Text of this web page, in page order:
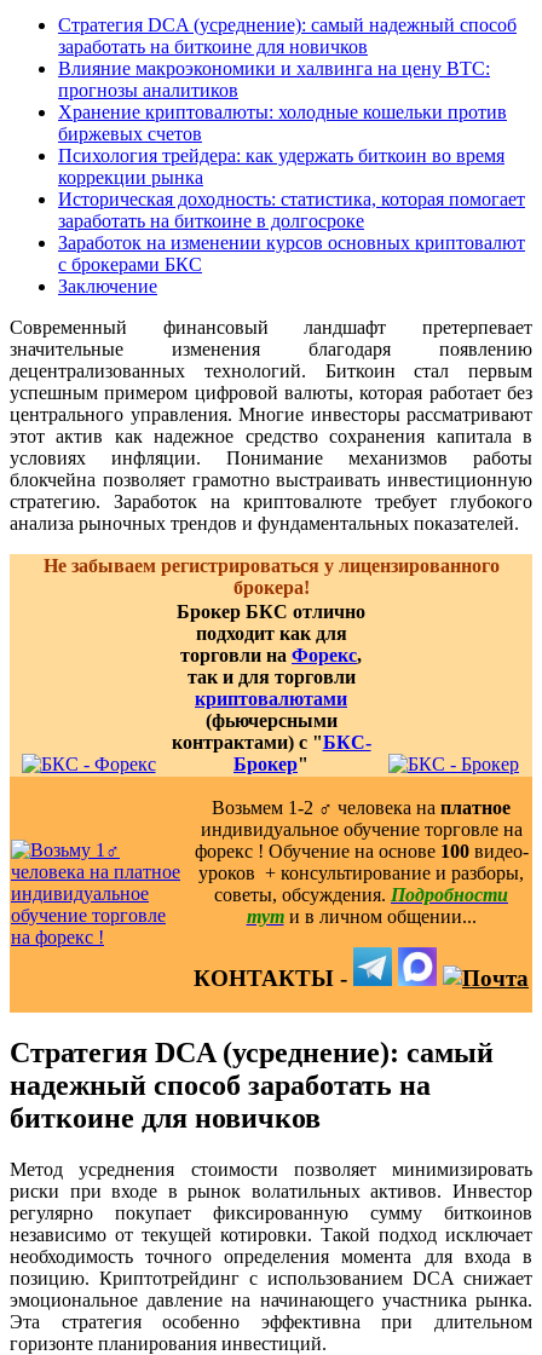
Стратегия DCA (усреднение): самый надежный способ
заработать на биткоине для новичков
Влияние макроэкономики и халвинга на цену BTC:
прогнозы аналитиков
Хранение криптовалюты: холодные кошельки против
биржевых счетов
Психология трейдера: как удержать биткоин во время
коррекции рынка
Историческая доходность: статистика, которая помогает
заработать на биткоине в долгосроке
Заработок на изменении курсов основных криптовалют
с брокерами БКС
Заключение
Современный финансовый ландшафт претерпевает
значительные изменения благодаря появлению
децентрализованных технологий. Биткоин стал первым
успешным примером цифровой валюты, которая работает без
центрального управления. Многие инвесторы рассматривают
этот актив как надежное средство сохранения капитала в
условиях инфляции. Понимание механизмов работы
блокчейна позволяет грамотно выстраивать инвестиционную
стратегию. Заработок на криптовалюте требует глубокого
анализа рыночных трендов и фундаментальных показателей.
Не забываем регистрироваться у лицензированного
брокера!
Брокер БКС отлично
подходит как для
торговли на Форекс,
так и для торговли
криптовалютами
(фьючерсными
контрактами) с "БКС-
Брокер"
Возьмем 1-2 ‍♂️ человека на платное
индивидуальное обучение торговле на
форекс ! Обучение на основе 100видео-
уроков ️ + консультирование и разборы,
советы, обсуждения. Подробности
тут и в личном общении...
КОНТАКТЫ -
Стратегия DCA (усреднение): самый
надежный способ заработать на
биткоине для новичков
Метод усреднения стоимости позволяет минимизировать
риски при входе в рынок волатильных активов. Инвестор
регулярно покупает фиксированную сумму биткоинов
независимо от текущей котировки. Такой подход исключает
необходимость точного определения момента для входа в
позицию. Криптотрейдинг с использованием DCA снижает
эмоциональное давление на начинающего участника рынка.
Эта стратегия особенно эффективна при длительном
горизонте планирования инвестиций.